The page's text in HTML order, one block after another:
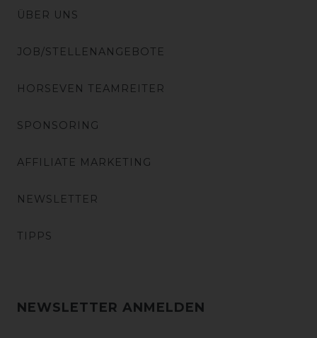
ÜBER UNS
JOB/STELLENANGEBOTE
HORSEVEN TEAMREITER
SPONSORING
AFFILIATE MARKETING
NEWSLETTER
TIPPS
NEWSLETTER ANMELDEN